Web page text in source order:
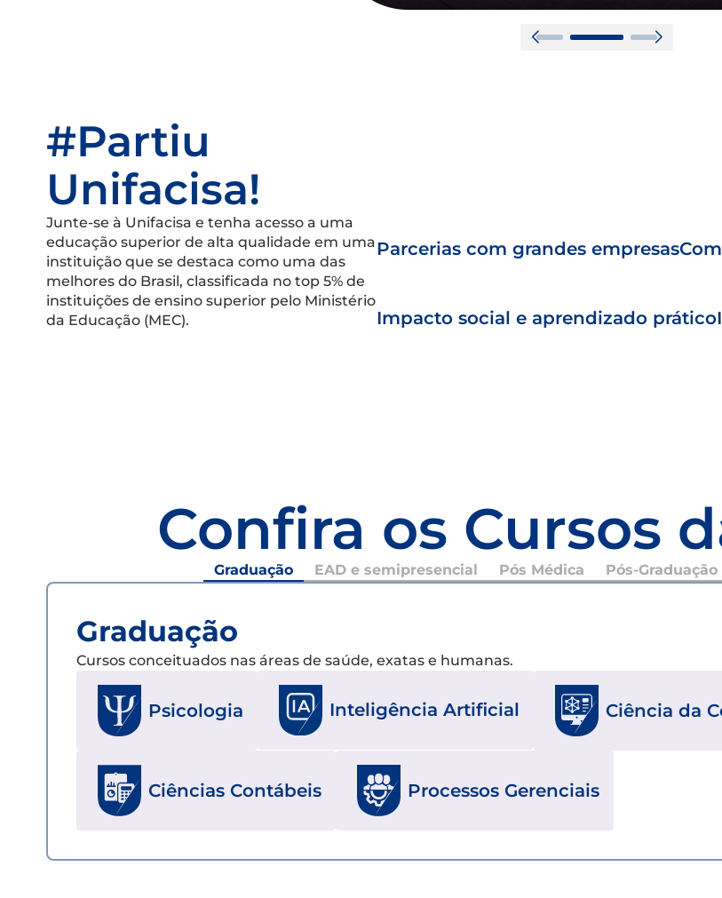
#Partiu
Unifacisa!
Junte-se à Unifacisa e tenha acesso a uma
educação superior de alta qualidade em uma
instituição que se destaca como uma das
melhores do Brasil, classificada no top 5% de
instituições de ensino superior pelo Ministério
da Educação (MEC).
Parcerias com grandes empresas
Impacto social e aprendizado prático
Confira os Cursos
Graduação EAD e semipresencial Pós Médica Pós-Graduação
Graduação
Cursos conceituados nas áreas de saúde, exatas e humanas.
Psicologia Inteligência Artificial Ciência da
Ciências Contábeis Processos Gerenciais